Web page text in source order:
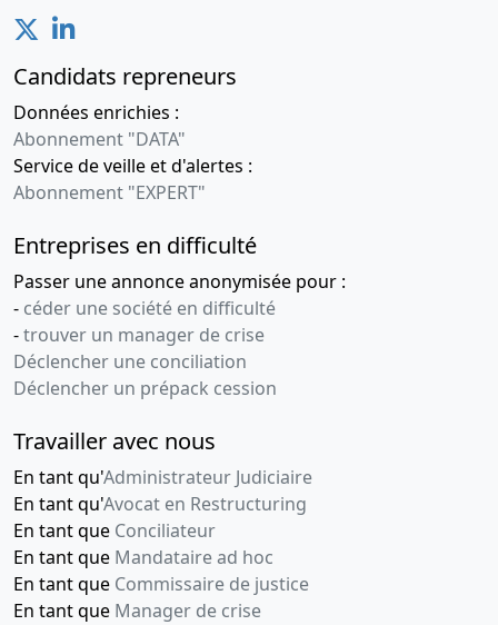
Candidats repreneurs
Données enrichies :
Abonnement "DATA"
Service de veille et d'alertes :
Abonnement "EXPERT"
Entreprises en difficulté
Passer une annonce anonymisée pour :
- céder une société en difficulté
-trouver un manager de crise
Déclencher une conciliation
Déclencher un prépack cession
Travailler avec nous
En tant qu'Administrateur Judiciaire
En tant qu'Avocat en Restructuring
En tant que Conciliateur
En tant que Mandataire ad hoc
En tant que Commissaire de justice
En tant que Manager de crise